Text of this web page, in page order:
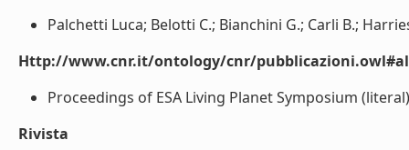
Palchetti Luca; Belotti C.; Bianchini G.; Carli B.;
Http://www.cnr.it/ontology/cnr/
Proceedings of ESA Living Planet Symposium (literal)
Rivista